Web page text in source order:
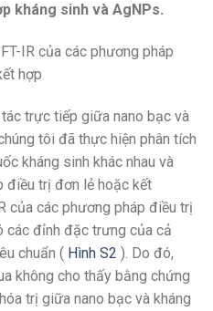
kháng sinh và AgNPs.
IR của các phương pháp
hợp
trực tiếp giữa nano bạc và
tôi đã thực hiện phân tích
kháng sinh khác nhau và
điều trị đơn lẻ hoặc kết
của các phương pháp điều trị
các đỉnh đặc trưng của cả
chuẩn ( Hình S2 ). Do đó,
không cho thấy bằng chứng
trị giữa nano bạc và kháng